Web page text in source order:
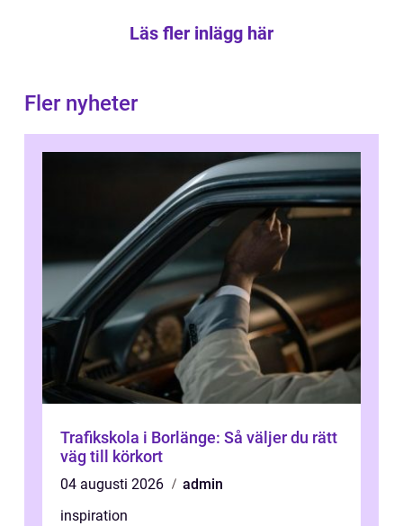
Läs fler inlägg här
Fler nyheter
Trafikskola i Borlänge: Så väljer du rätt
väg till körkort
04 augusti 2026
admin
inspiration